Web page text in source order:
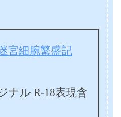
宮細腕繁盛記
ナル R-18表現含